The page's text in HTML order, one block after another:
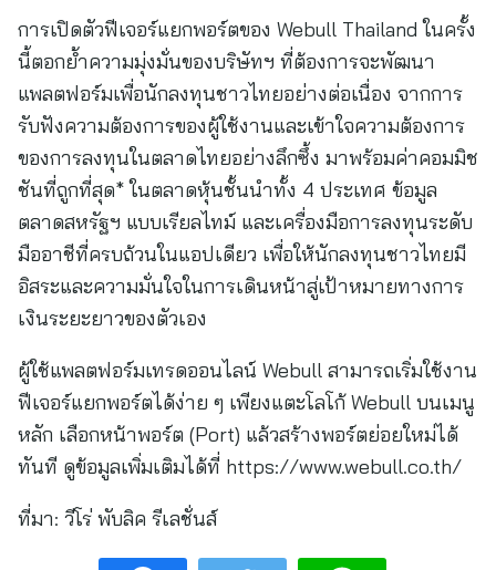
การเปิดตัวฟีเจอร์แยกพอร์ตของ Webull Thailand ในครั้ง
นี้ตอกย้ำความมุ่งมั่นของบริษัทฯ ที่ต้องการจะพัฒนา
แพลตฟอร์มเพื่อนักลงทุนชาวไทยอย่างต่อเนื่อง จากการ
รับฟังความต้องการของผู้ใช้งานและเข้าใจความต้องการ
ของการลงทุนในตลาดไทยอย่างลึกซึ้ง มาพร้อมค่าคอมมิช
ชันที่ถูกที่สุด* ในตลาดหุ้นชั้นนำทั้ง 4 ประเทศ ข้อมูล
ตลาดสหรัฐฯ แบบเรียลไทม์ และเครื่องมือการลงทุนระดับ
มืออาชีที่ครบถ้วนในแอปเดียว เพื่อให้นักลงทุนชาวไทยมี
อิสระและความมั่นใจในการเดินหน้าสู่เป้าหมายทางการ
เงินระยะยาวของตัวเอง
ผู้ใช้แพลตฟอร์มเทรดออนไลน์ Webull สามารถเริ่มใช้งาน
ฟีเจอร์แยกพอร์ตได้ง่าย ๆ เพียงแตะโลโก้ Webull บนเมนู
หลัก เลือกหน้าพอร์ต (Port) แล้วสร้างพอร์ตย่อยใหม่ได้
ทันที ดูข้อมูลเพิ่มเติมได้ที่ https://www.webull.co.th/
ที่มา: วีโร่ พับลิค รีเลชั่นส์